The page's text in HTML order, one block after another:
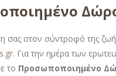
σας στον σύντροφό της
. Για την ημέρα των
το Προσωποποιημένο